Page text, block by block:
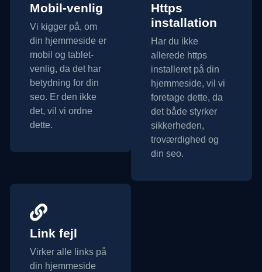
Mobil-venlig
Vi kigger på, om
din hjemmeside er
mobil og tablet-
venlig, da det har
betydning for din
seo. Er den ikke
det, vil vi ordne
dette.
Https
installation
Har du ikke
allerede https
installeret på din
hjemmeside, vil vi
foretage dette, da
det både styrker
sikkerheden,
troværdighed og
din seo.
Link fejl
Virker alle links på
din hjemmeside